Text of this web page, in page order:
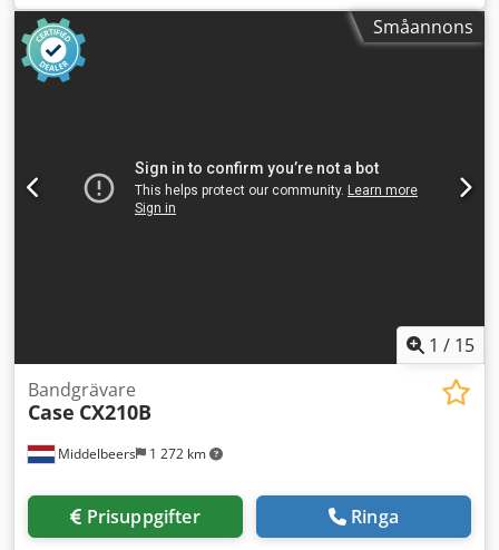
Tillverkningsår:2012, drifttimmar:4 490 h, Utrustning:
hytt, Tillverkare: CASE Typ: CX 50B S2 Årsmodell: 2012
Timmar: 4490 Vikt: 4945 kg Motor: Yanmar 4TNV88-XYB
Effekt: 31,5 kW Underrede: 400 mm gummilarvbandsdrift
Småannons
1 / 15
Middelbeers 1 272 km
Bandgrävare
Case CX210B
Prisuppgifter Ringa